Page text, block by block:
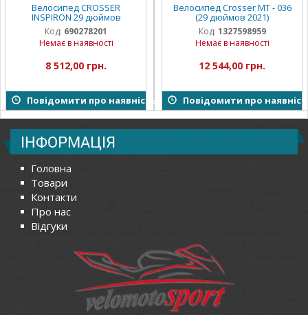
Велосипед CROSSER
INSPIRON 29 дюймов
Код: 690278201
Немає в наявності
8 512,00 грн.
Повідомити про наявність
Велосипед Crosser МТ - 036
(29 дюймов 2021)
Код: 1327598959
Немає в наявності
12 544,00 грн.
Повідомити про
ІНФОРМАЦІЯ
Головна
Товари
Контакти
Про нас
Відгуки